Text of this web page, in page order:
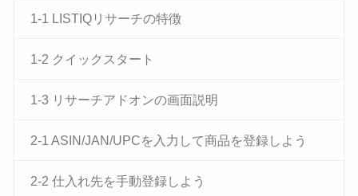
1-1 LISTIQリサーチの特徴
1-2 クイックスタート
1-3 リサーチアドオンの画面説明
2-1 ASIN/JAN/UPCを入力して商品を登録しよう
2-2 仕入れ先を手動登録しよう